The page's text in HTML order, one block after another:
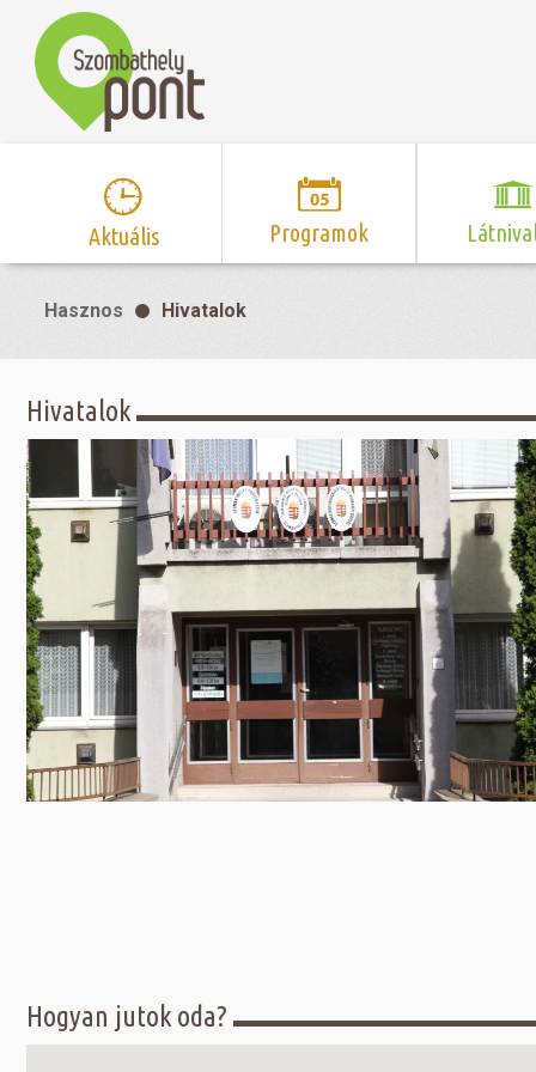
Aktuális Programok
Program naptár
Mozi
Színház/Tánc
Előadás/Kiállítás
Sport
Buli/Disco
Kiemelt rendezvények
Tanfolyam, képzés
Megyei kitekintő
Szent
Zsidó
most
Fák
Hírek
Sport és
Egyéb
Röplabda
Hasznos Hivatalok
Hivatalok
Hogyan jutok oda?